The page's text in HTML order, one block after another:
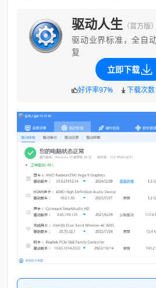
驱动人生 （官方版）
驱动业界标准，全自
复
立即下载
好评率97% 下载次